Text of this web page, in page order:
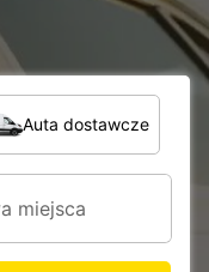
Auta dostawcze